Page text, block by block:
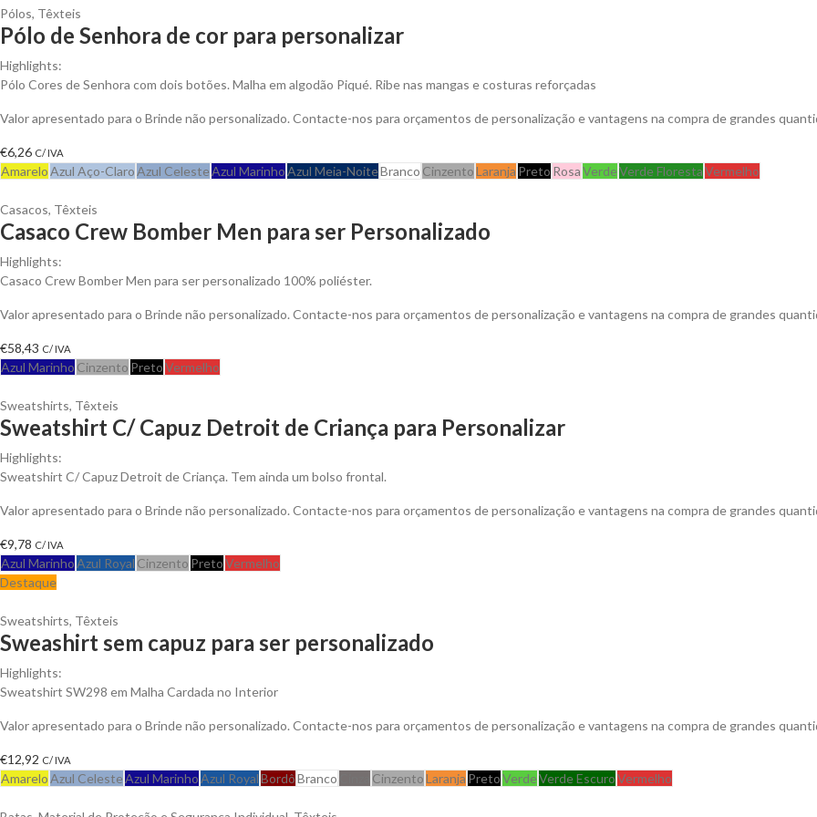
Pólos, Têxteis
Pólo de Senhora de cor para personalizar
Highlights:
Pólo Cores de Senhora com dois botões. Malha em algodão Piqué. Ribe nas mangas e costuras reforçadas
Valor apresentado para o Brinde não personalizado. Contacte-nos para orçamentos de personalização e vantagens na compra de grandes
€6,26 C/ IVA
AmareloAzul Aço-ClaroAzul CelesteAzul MarinhoAzul Meia-NoiteBranco CinzentoLaranja Preto RosaVerdeVerde FlorestaVermelho
Casacos, Têxteis
Casaco Crew Bomber Men para ser Personalizado
Highlights:
Casaco Crew Bomber Men para ser personalizado 100% poliéster.
Valor apresentado para o Brinde não personalizado. Contacte-nos para orçamentos de personalização e vantagens na compra de grandes
€58,43 C/ IVA
Azul Marinho Cinzento PretoVermelho
Sweatshirts, Têxteis
Sweatshirt C/ Capuz Detroit de Criança para Personalizar
Highlights:
Sweatshirt C/ Capuz Detroit de Criança. Tem ainda um bolso frontal.
Valor apresentado para o Brinde não personalizado. Contacte-nos para orçamentos de personalização e vantagens na compra de grandes
€9,78 C/ IVA
Azul MarinhoAzul Royal Cinzento PretoVermelho
Destaque
Sweatshirts, Têxteis
Sweashirt sem capuz para ser personalizado
Highlights:
Sweatshirt SW298 em Malha Cardada no Interior
Valor apresentado para o Brinde não personalizado. Contacte-nos para orçamentos de personalização e vantagens na compra de grandes
€12,92 C/ IVA
AmareloAzul CelesteAzul MarinhoAzul RoyalBordôBranco CinzentoLaranja PretoVerdeVerde EscuroVermelho